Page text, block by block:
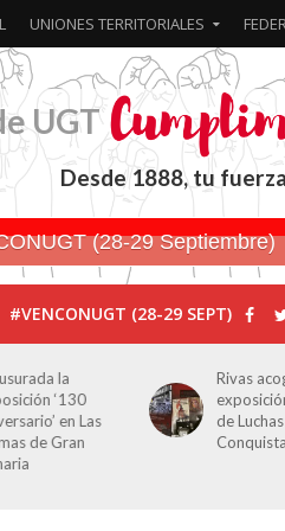
UNIONES TERRITORIALES
UGT
Desde 1888, tu
(28-29 Septiembre)
#VENCONUGT (28-29 SEPT)
acoge la
‘130 Años
y
Javier
por